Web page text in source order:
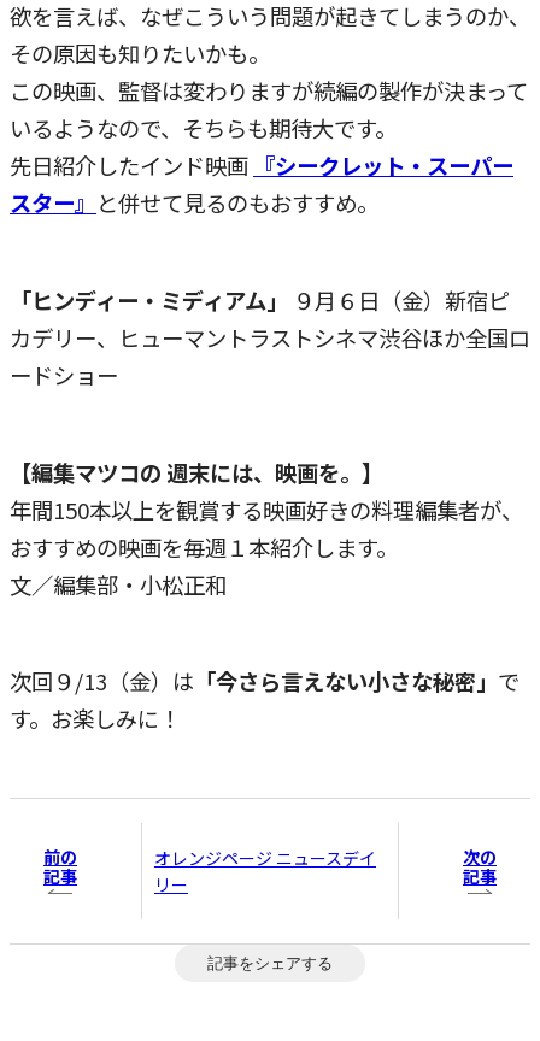
欲を言えば、なぜこういう問題が起きてしまうのか、
その原因も知りたいかも。
この映画、監督は変わりますが続編の製作が決まって
いるようなので、そちらも期待大です。
先日紹介したインド映画 『シークレット・スーパー
スター』 と併せて見るのもおすすめ。
「ヒンディー・ミディアム」
９月６日（金）新宿ピ
カデリー、ヒューマントラストシネマ渋谷ほか全国ロ
ードショー
【編集マツコの 週末には、映画を。】
年間150本以上を観賞する映画好きの料理編集者が、
おすすめの映画を毎週１本紹介します。
文／編集部・小松正和
次回９/13（金）は 「今さら言えない小さな秘密」 で
す。お楽しみに！
前の
記事
オレンジページ ニュースデイ
リー
次の
記事
記事をシェアする